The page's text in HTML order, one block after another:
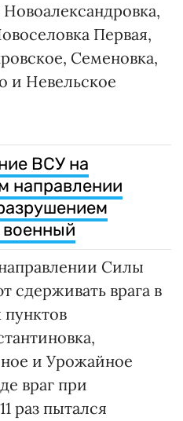
Первая,
Семеновка,
и Невельское
ВСУ на
направлении
Силы
врага в
и Урожайное
враг при
раз пытался